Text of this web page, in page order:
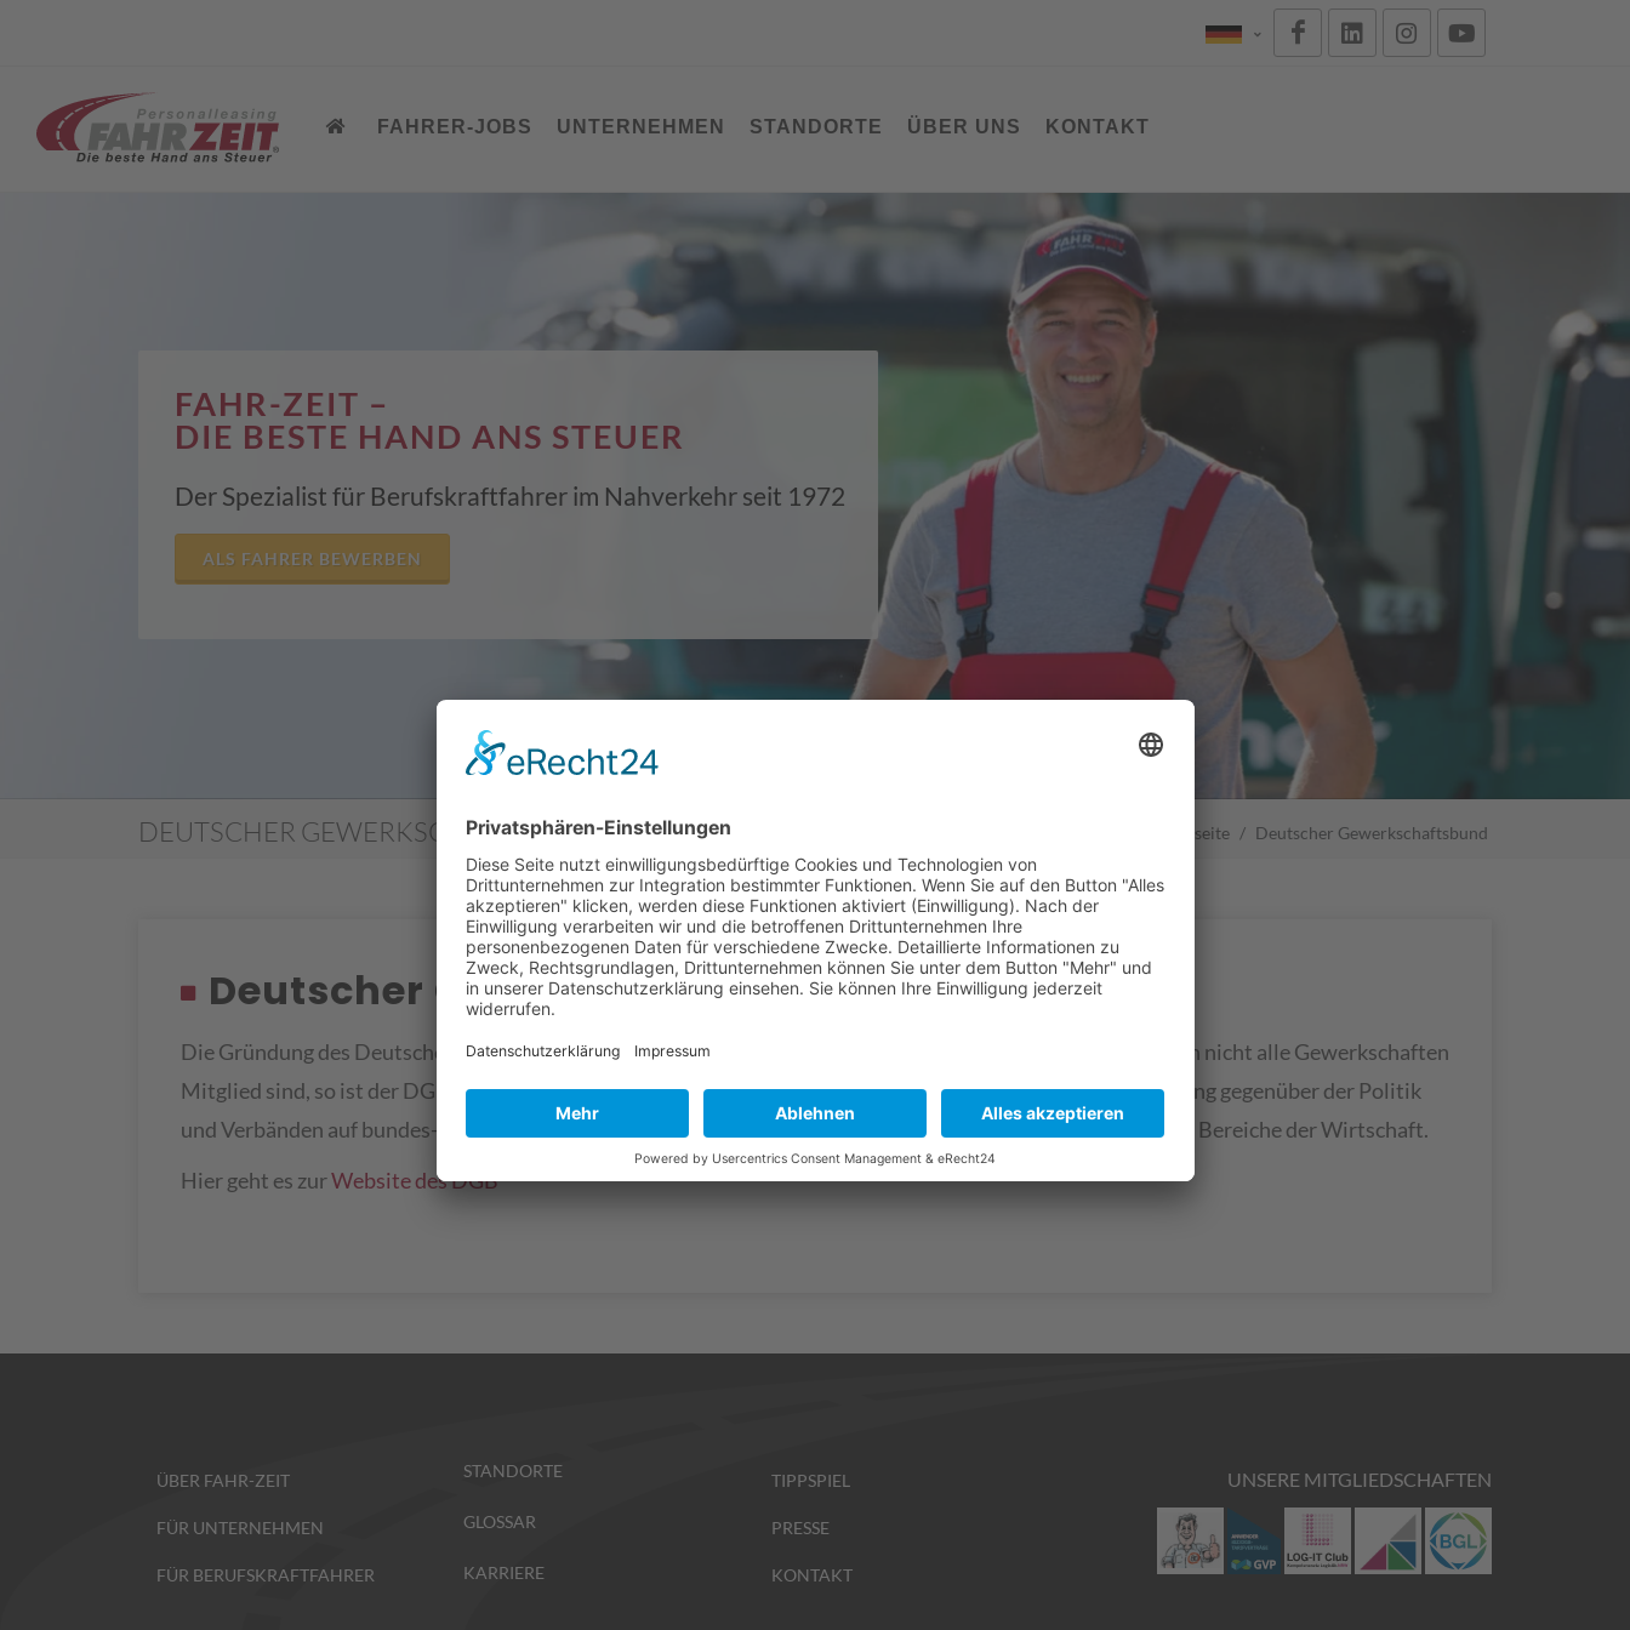
FAHRER-JOBS UNTERNEHMEN STANDORTE ÜBER UNS KONTAKT
FAHR-ZEIT –
DIE BESTE HAND ANS STEUER
Der Spezialist für Berufskraftfahrer im Nahverkehr seit 1972
ALS FAHRER BEWERBEN
DEUTSCHER GEWERKSCHAFTSBUND Startseite Deutscher Gewerkschaftsbund
Deutscher Gewerkschaftsbund
Die Gründung des Deutschen Gewerkschaftsbundes (DGB) in München datiert auf das Jahr 1949. Wenn auch nicht alle Gewerkschaften
Mitglied sind, so ist der DGB dennoch die Dachorganisation in Deutschland und sieht sich als deren Vertretung gegenüber der Politik
und Verbänden auf bundes-, landes- und kommunaler Ebene. Abgedeckt werden im Prinzip alle Branchen und Bereiche der Wirtschaft.
Hier geht es zurWebsite des DGB
ÜBER FAHR-ZEIT
FÜR UNTERNEHMEN
FÜR BERUFSKRAFTFAHRER
STANDORTE
GLOSSAR
KARRIERE
TIPPSPIEL
PRESSE
KONTAKT
UNSERE MITGLIEDSCHAFTEN